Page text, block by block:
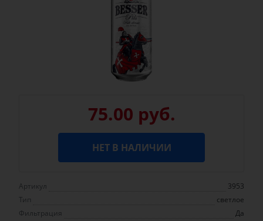
75.00 руб.
НЕТ В НАЛИЧИИ
Артикул
3953
Тип
светлое
Фильтрация
Да